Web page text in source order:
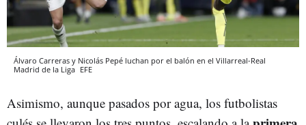
Álvaro Carreras y Nicolás Pepé luchan por el balón en el Villarreal-Real
Madrid de la Liga EFE
Asimismo, aunque pasados por agua, los futbolistas